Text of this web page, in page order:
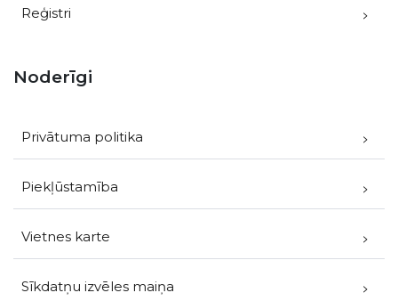
Reģistri
Noderīgi
Privātuma politika
Piekļūstamība
Vietnes karte
Sīkdatņu izvēles maiņa